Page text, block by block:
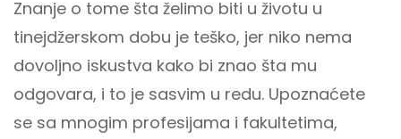
Znanje o tome šta želimo biti u životu u
tinejdžerskom dobu je teško, jer niko nema
dovoljno iskustva kako bi znao šta mu
odgovara, i to je sasvim u redu. Upoznaćete
se sa mnogim profesijama i fakultetima,